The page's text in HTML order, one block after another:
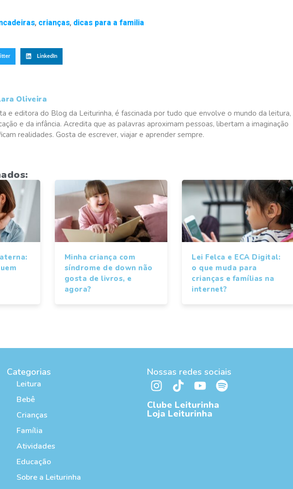
, crianças, dicas para a familia
LinkedIn
Oliveira
e editora do Blog da Leiturinha, é fascinada por tudo que envolve o mundo da leitura,
e da infância. Acredita que as palavras aproximam pessoas, libertam a imaginação
realidades. Gosta de escrever, viajar e aprender sempre.
Minha criança com
síndrome de down não
gosta de livros, e
agora?
Lei Felca e ECA Digital:
o que muda para
crianças e famílias na
internet?
Categorias
Leitura
Bebê
Crianças
Família
Atividades
Educação
Sobre a Leiturinha
Nossas redes sociais
Clube Leiturinha
Loja Leiturinha